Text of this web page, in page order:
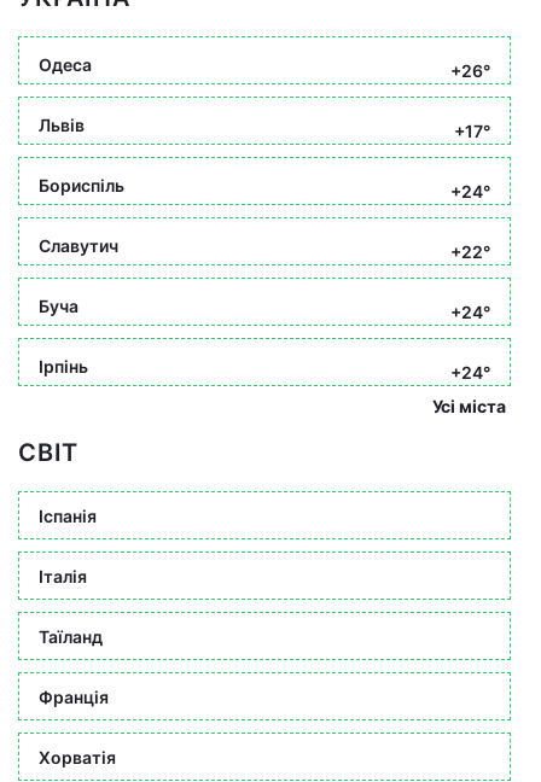
Одеса +26°
Львів +17°
Бориспіль +24°
Славутич +22°
Буча +24°
Ірпінь
+24°
Усі міста
СВІТ
Іспанія
Італія
Таїланд
Франція
Хорватія